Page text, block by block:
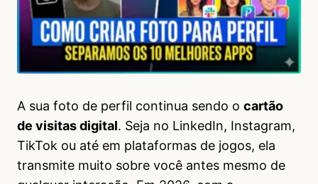
A sua foto de perfil continua sendo o cartão
de visitas digital. Seja no LinkedIn, Instagram,
TikTok ou até em plataformas de jogos, ela
transmite muito sobre você antes mesmo de